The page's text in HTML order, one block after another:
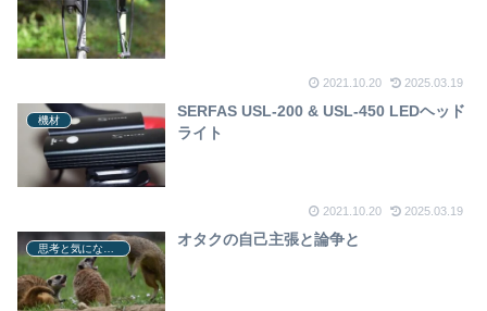
2021.10.20 2025.03.19
機材
SERFAS USL-200 & USL-450 LEDヘッド
ライト
2021.10.20 2025.03.19
オタクの自己主張と論争と